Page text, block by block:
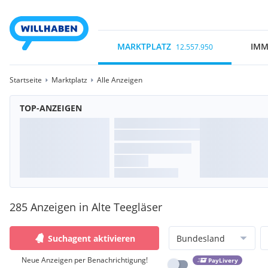
MARKTPLATZ 12.557.950
Startseite Marktplatz Alle Anzeigen
TOP-ANZEIGEN
285 Anzeigen in Alte Teegläser
Suchagent aktivieren
Neue Anzeigen per Benachrichtigung!
Bundesland
PayLivery